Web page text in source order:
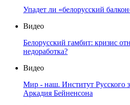
Упадет ли «белорусский
Видео
Белорусский гамбит: кризис
недоработка?
Видео
Мир - наш. Институт Русского
Аркадия Бейненсона